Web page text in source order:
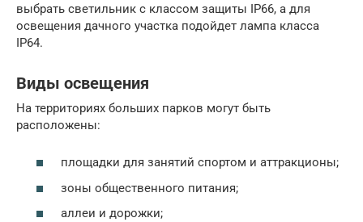
выбрать светильник с классом защиты IP66, а для
освещения дачного участка подойдет лампа класса
IP64.
Виды освещения
На территориях больших парков могут быть
расположены:
площадки для занятий спортом и аттракционы;
зоны общественного питания;
аллеи и дорожки;